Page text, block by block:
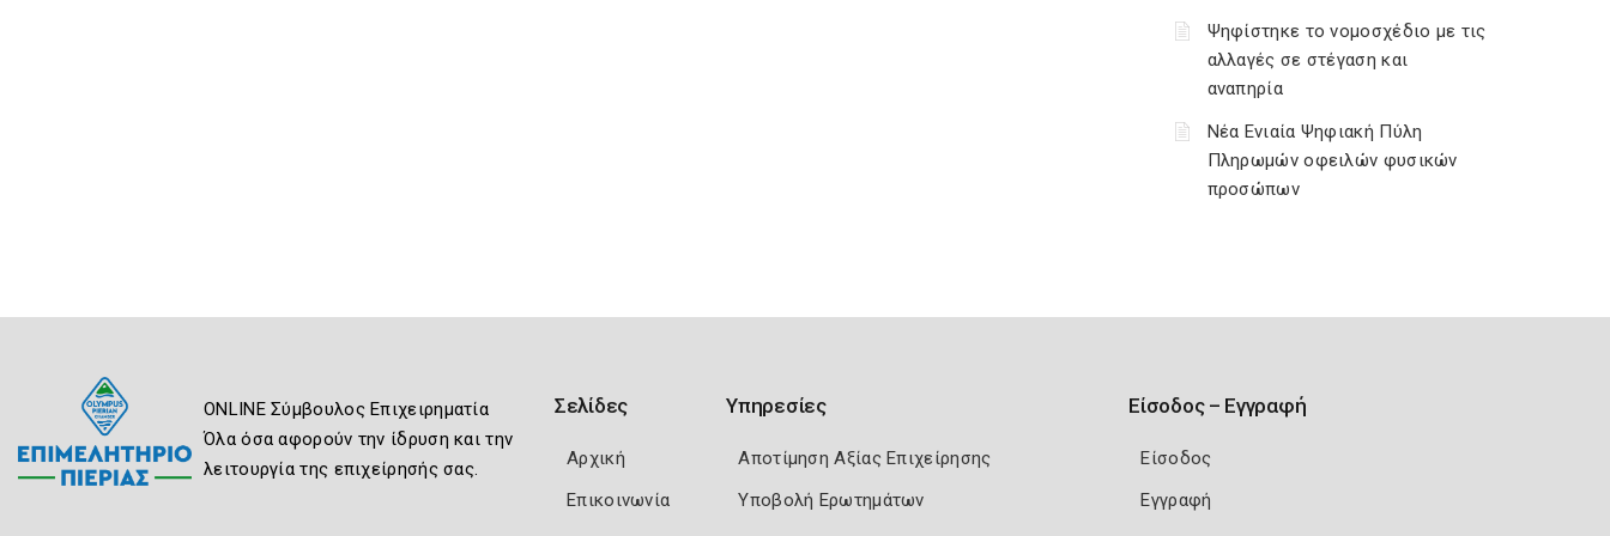
Ψηφίστηκε το νομοσχέδιο με τις
αλλαγές σε στέγαση και
αναπηρία
Νέα Ενιαία Ψηφιακή Πύλη
Πληρωμών οφειλών φυσικών
προσώπων
ONLINE Σύμβουλος Επιχειρηματία
Όλα όσα αφορούν την ίδρυση και την
λειτουργία της επιχείρησής σας.
Σελίδες
Αρχική
Επικοινωνία
Υπηρεσίες
Αποτίμηση Αξίας Επιχείρησης
Υποβολή Ερωτημάτων
Είσοδος – Εγγραφή
Είσοδος
Εγγραφή